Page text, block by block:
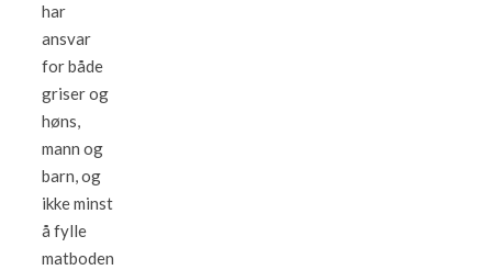
har
ansvar
for både
griser og
høns,
mann og
barn, og
ikke minst
å fylle
matboden